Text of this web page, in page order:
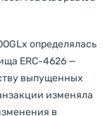
определялась
ERC-4626 —
выпущенных
изменяла
в